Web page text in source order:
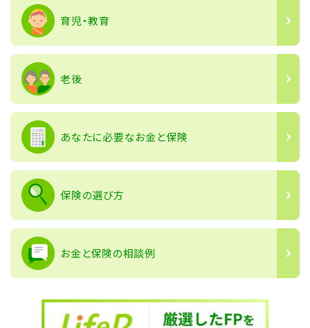
育児・教育
老後
あなたに必要なお金と保険
保険の選び方
お金と保険の相談例